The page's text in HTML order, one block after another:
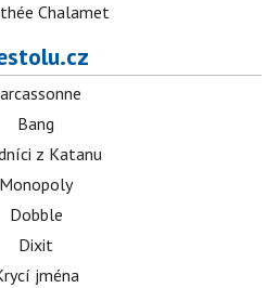
Chalamet
Bang
z Katanu
Monopoly
Dobble
Dixit
jména